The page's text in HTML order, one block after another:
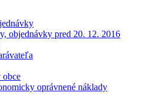
objednávky pred 20. 12. 2016
obce
oprávnené náklady